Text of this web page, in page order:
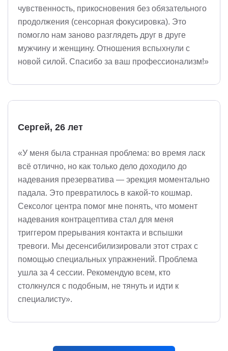
чувственность, прикосновения без обязательного
продолжения (сенсорная фокусировка). Это
помогло нам заново разглядеть друг в друге
мужчину и женщину. Отношения вспыхнули с
новой силой. Спасибо за ваш профессионализм!»
Сергей, 26 лет
«У меня была странная проблема: во время ласк
всё отлично, но как только дело доходило до
надевания презерватива — эрекция моментально
падала. Это превратилось в какой-то кошмар.
Сексолог центра помог мне понять, что момент
надевания контрацептива стал для меня
триггером прерывания контакта и вспышки
тревоги. Мы десенсибилизировали этот страх с
помощью специальных упражнений. Проблема
ушла за 4 сессии. Рекомендую всем, кто
столкнулся с подобным, не тянуть и идти к
специалисту».